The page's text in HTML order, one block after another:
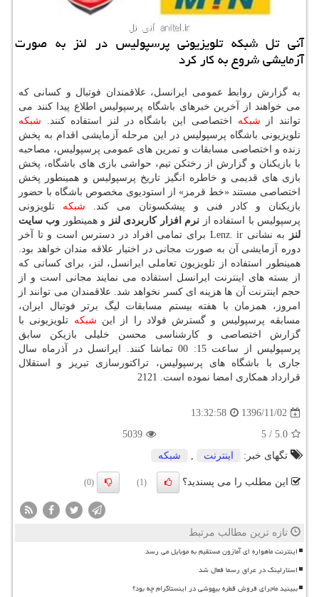
آنی تل شبكه تلویزیونی پرسپولیس در لنز به صورت
آزمایشی شروع به كار كرد
به گزارش روابط عمومی ایرانسل، علاقمندان فوتبال و كسانی كه
می خواهند از آخرین خبرهای باشگاه پرسپولیس اطلاع پیدا كنند می
توانند از شبكه اختصاصی این باشگاه در لنز استفاده كنند. شبكه
تلویزیونی باشگاه پرسپولیس در این مرحله آزمایشی اقدام به پخش
زنده و اختصاصی مسابقات و تمرین های عمومی پرسپولیس، مصاحبه
با بازیكنان و گزارش از رختكن تیم، حواشی بازی های باشگاه، پخش
بازی های قدیمی و خاطره انگیز تاریخ پرسپولیس و همینطور پخش
اختصاصی مستند «خط قرمز» از استودیوی مخصوص باشگاه با حضور
بازیكنان و كادر فنی و پیشكسوتان می كند. شبكه تلویزونی
پرسپولیس با استفاده از نرم افزار كاربردی لنز و همینطور وب سایت
لنز
به نشانی Lenz. ir برای تمامی افراد در دسترس است و تا آخر
دوره آزمایشی آن به صورت مجانی در اختیار علاقه مندان خواهد بود.
همینطور استفاده از تلویزیون تعاملی ایرانسل، لنز، برای كسانی كه
از بسته های اینترنت ایرانسل استفاده می نمایند مجانی است و از
حجم اینترنت آن ها هزینه ای كسر نخواهد شد. علاقمندان می توانند از
امروز، همزمان با هفته بیستم مسابقات لیگ برتر فوتبال ایران،
مسابقه پرسپولیس و گسترش فولاد را از این شبكه تلویزیونی با
گزارش اختصاصی و كارشناسی محسن خلیلی بازیكن سابق
پرسپولیس از ساعت 15: 00 تماشا كنند. ایرانسل در آذرماه سال
جاری با باشگاه های پرسپولیس، تراكتورسازی تبریز و استقلال
قرارداد همكاری امضا نموده است. 2121
1396/11/02
13:32:58
5.0
/
5
5039
تگهای خبر:
اینترنت , شبكه
این مطلب را می پسندید؟ (1)
(0)
تازه ترین مطالب مرتبط
اینترنت ماهواره ای آمازون مستقیم به موبایل می رسد
استارلینک در عراق رسما فعال شد
ببینید ماجرای فروش قطره بیهوشی در اینستاگرام چه بود؟